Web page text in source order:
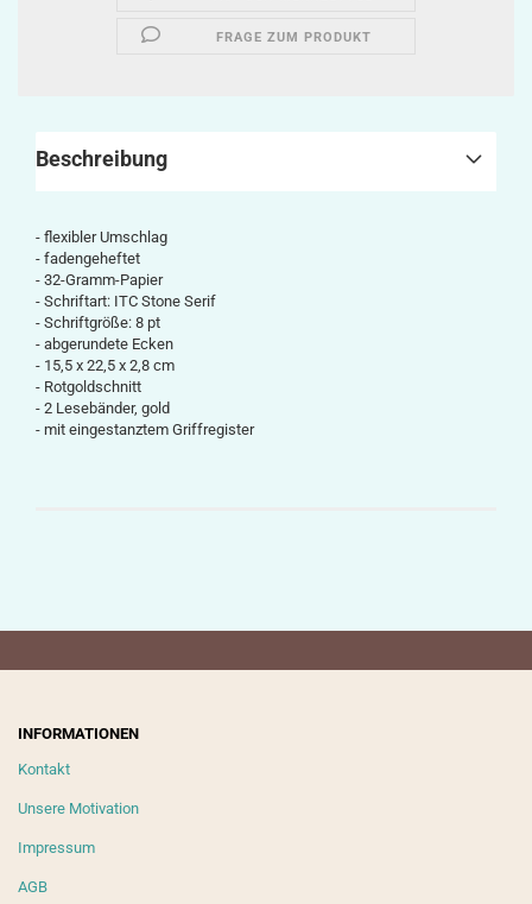
FRAGE ZUM PRODUKT
Beschreibung
- flexibler Umschlag
- fadengeheftet
- 32-Gramm-Papier
- Schriftart: ITC Stone Serif
- Schriftgröße: 8 pt
- abgerundete Ecken
- 15,5 x 22,5 x 2,8 cm
- Rotgoldschnitt
- 2 Lesebänder, gold
- mit eingestanztem Griffregister
INFORMATIONEN
Kontakt
Unsere Motivation
Impressum
AGB